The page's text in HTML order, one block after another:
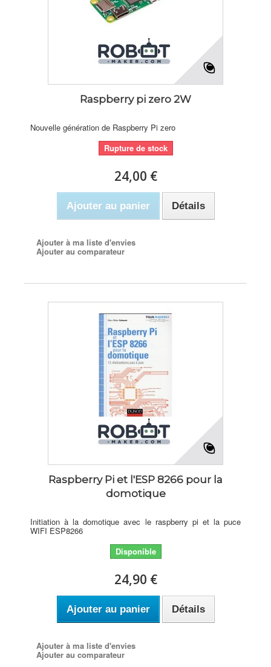
Raspberry pi zero 2W
Nouvelle génération de Raspberry Pi zero
Rupture de stock
24,00 €
Ajouter au panier Détails
Ajouter à ma liste d'envies
Ajouter au comparateur
Raspberry Pi et l'ESP 8266 pour la
domotique
Initiation à la domotique avec le raspberry pi et la puce
WIFI ESP8266
Disponible
24,90 €
Ajouter au panier Détails
Ajouter à ma liste d'envies
Ajouter au comparateur